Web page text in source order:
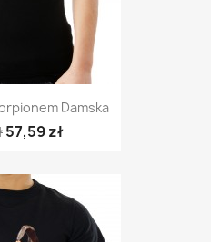
Damska
57,59 zł